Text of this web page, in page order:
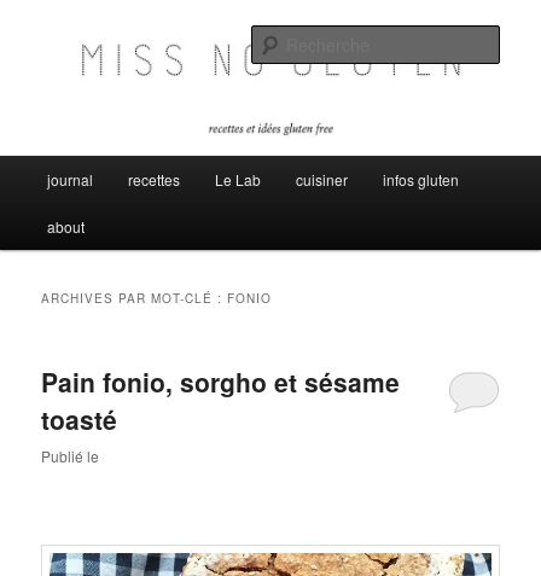
principal
journal recettes Le Lab cuisiner infos gluten
about
ARCHIVES PAR MOT-CLÉ : FONIO
Pain fonio, sorgho et sésame
toasté
Publié le